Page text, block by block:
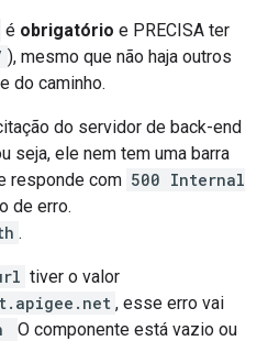
é obrigatório e PRECISA ter
), mesmo que não haja outros
do caminho.
do servidor de back-end
seja, ele nem tem uma barra
responde com 500 Internal
de erro.
.
tiver o valor
, esse erro vai
O componente está vazio ou